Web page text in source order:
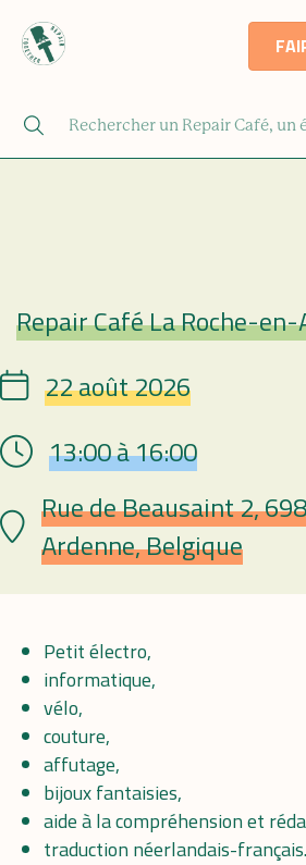
Repair Café
Repair Café La Roche-
Date 22 août 2026
Hour 13:00 à 16:00
Lieu Rue de Beausaint 2,
Ardenne, Belgique
Petit électro,
informatique,
vélo,
couture,
affutage,
bijoux fantaisies,
aide à la compréhension et
traduction néerlandais-français.